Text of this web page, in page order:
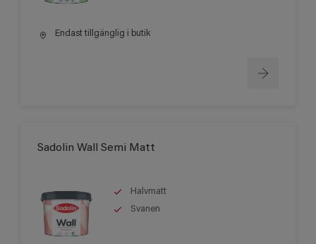
Endast tillgänglig i butik
Sadolin Wall Semi Matt
Halvmatt
Svanen